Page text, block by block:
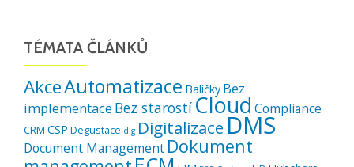
TÉMATA ČLÁNKŮ
AkceAutomatizace Balíčky Bez
implementace Bez starostí Cloud Compliance
CRM CSP Degustace dig Digitalizace DMS
Document Management Dokument